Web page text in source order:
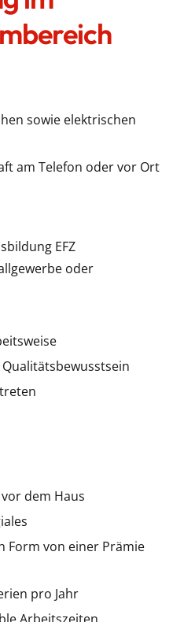
sowie elektrischen
am Telefon oder vor Ort
EFZ
oder
dem Haus
Form von einer Prämie
pro Jahr